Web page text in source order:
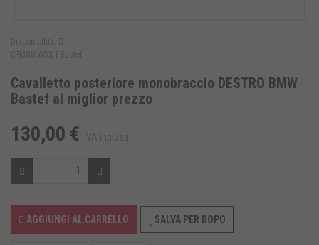
Disponibilità:
CPMBMWDX |
Bastef
Cavalletto posteriore monobraccio DESTRO BMW
Bastef al miglior prezzo
130,00 € IVA inclusa
AGGIUNGI AL CARRELLO SALVA PER DOPO